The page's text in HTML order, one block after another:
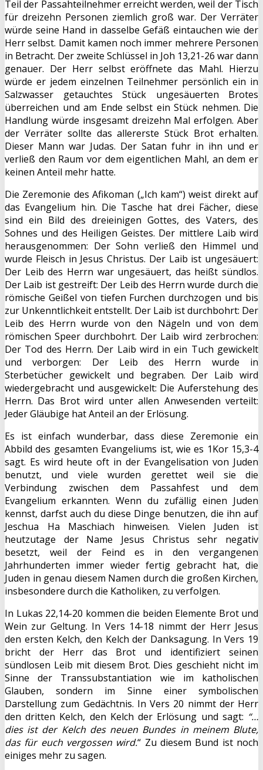
Teil der Passahteilnehmer erreicht werden, weil der Tisch
für dreizehn Personen ziemlich groß war. Der Verräter
würde seine Hand in dasselbe Gefäß eintauchen wie der
Herr selbst. Damit kamen noch immer mehrere Personen
in Betracht. Der zweite Schlüssel in Joh 13,21-26 war dann
genauer. Der Herr selbst eröffnete das Mahl. Hierzu
würde er jedem einzelnen Teilnehmer persönlich ein in
Salzwasser getauchtes Stück ungesäuerten Brotes
überreichen und am Ende selbst ein Stück nehmen. Die
Handlung würde insgesamt dreizehn Mal erfolgen. Aber
der Verräter sollte das allererste Stück Brot erhalten.
Dieser Mann war Judas. Der Satan fuhr in ihn und er
verließ den Raum vor dem eigentlichen Mahl, an dem er
keinen Anteil mehr hatte.
Die Zeremonie des Afikoman („Ich kam“) weist direkt auf
das Evangelium hin. Die Tasche hat drei Fächer, diese
sind ein Bild des dreieinigen Gottes, des Vaters, des
Sohnes und des Heiligen Geistes. Der mittlere Laib wird
herausgenommen: Der Sohn verließ den Himmel und
wurde Fleisch in Jesus Christus. Der Laib ist ungesäuert:
Der Leib des Herrn war ungesäuert, das heißt sündlos.
Der Laib ist gestreift: Der Leib des Herrn wurde durch die
römische Geißel von tiefen Furchen durchzogen und bis
zur Unkenntlichkeit entstellt. Der Laib ist durchbohrt: Der
Leib des Herrn wurde von den Nägeln und von dem
römischen Speer durchbohrt. Der Laib wird zerbrochen:
Der Tod des Herrn. Der Laib wird in ein Tuch gewickelt
und verborgen: Der Leib des Herrn wurde in
Sterbetücher gewickelt und begraben. Der Laib wird
wiedergebracht und ausgewickelt: Die Auferstehung des
Herrn. Das Brot wird unter allen Anwesenden verteilt:
Jeder Gläubige hat Anteil an der Erlösung.
Es ist einfach wunderbar, dass diese Zeremonie ein
Abbild des gesamten Evangeliums ist, wie es 1Kor 15,3-4
sagt. Es wird heute oft in der Evangelisation von Juden
benutzt, und viele wurden gerettet weil sie die
Verbindung zwischen dem Passahfest und dem
Evangelium erkannten. Wenn du zufällig einen Juden
kennst, darfst auch du diese Dinge benutzen, die ihn auf
Jeschua Ha Maschiach hinweisen. Vielen Juden ist
heutzutage der Name Jesus Christus sehr negativ
besetzt, weil der Feind es in den vergangenen
Jahrhunderten immer wieder fertig gebracht hat, die
Juden in genau diesem Namen durch die großen Kirchen,
insbesondere durch die Katholiken, zu verfolgen.
In Lukas 22,14-20 kommen die beiden Elemente Brot und
Wein zur Geltung. In Vers 14-18 nimmt der Herr Jesus
den ersten Kelch, den Kelch der Danksagung. In Vers 19
bricht der Herr das Brot und identifiziert seinen
sündlosen Leib mit diesem Brot. Dies geschieht nicht im
Sinne der Transsubstantiation wie im katholischen
Glauben, sondern im Sinne einer symbolischen
Darstellung zum Gedächtnis. In Vers 20 nimmt der Herr
den dritten Kelch, den Kelch der Erlösung und sagt: “…
dies ist der Kelch des neuen Bundes in meinem Blute,
das für euch vergossen wird.“ Zu diesem Bund ist noch
einiges mehr zu sagen.